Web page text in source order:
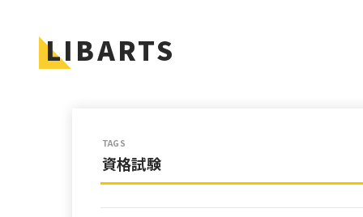
LIBARTS
資格試験